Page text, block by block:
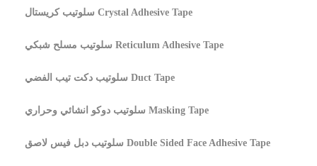
سلوتيب كريستال Crystal Adhesive Tape
سلوتيب مسلح شبكي Reticulum Adhesive Tape
سلوتيب دكت تيب الفضي Duct Tape
سلوتيب دوكو انشائي وحراري Masking Tape
سلوتيب دبل فيس لاصق Double Sided Face Adhesive Tape